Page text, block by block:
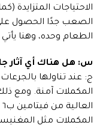
الاحتياجات
الصعب جدًا الحصول
الطعام وحده، وهنا
س: هل هناك أي آثار
ج: عند تناولها
المكملات آمنة. ومع
المكملات مثل